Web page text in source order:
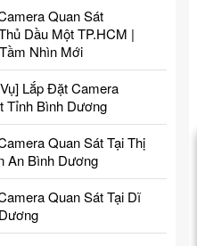
Quan Sát
Dầu Một TP.HCM |
Nhìn Mới
Lắp Đặt Camera
Tỉnh Bình Dương
Quan Sát Tại Thị
An Bình Dương
Quan Sát Tại Dĩ